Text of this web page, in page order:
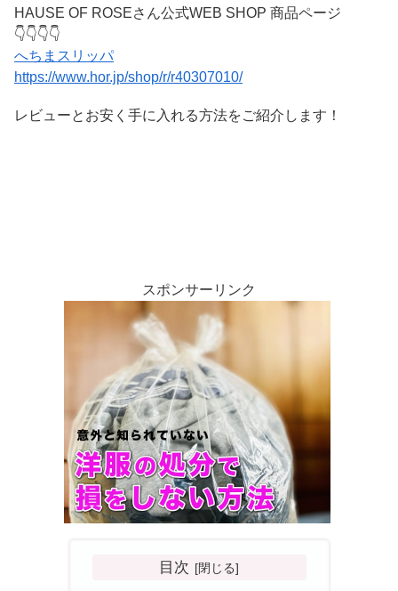
HAUSE OF ROSEさん公式WEB SHOP 商品ページ
👇👇👇👇
へちまスリッパ
https://www.hor.jp/shop/r/r40307010/
レビューとお安く手に入れる方法をご紹介します！
スポンサーリンク
目次